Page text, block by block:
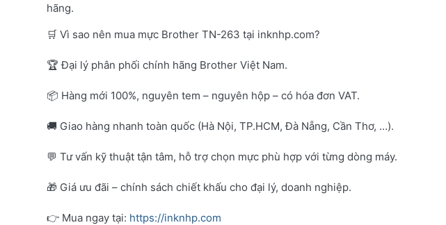
hãng.
🛒 Vì sao nên mua mực Brother TN-263 tại inknhp.com?
🏆 Đại lý phân phối chính hãng Brother Việt Nam.
📦 Hàng mới 100%, nguyên tem – nguyên hộp – có hóa đơn VAT.
🚚 Giao hàng nhanh toàn quốc (Hà Nội, TP.HCM, Đà Nẵng, Cần Thơ, …).
💬 Tư vấn kỹ thuật tận tâm, hỗ trợ chọn mực phù hợp với từng dòng máy.
🎁 Giá ưu đãi – chính sách chiết khấu cho đại lý, doanh nghiệp.
👉 Mua ngay tại: https://inknhp.com